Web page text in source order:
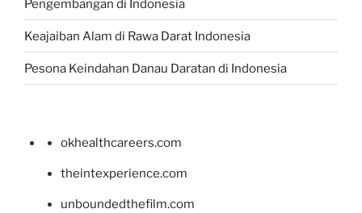
Pengembangan di Indonesia
Keajaiban Alam di Rawa Darat Indonesia
Pesona Keindahan Danau Daratan di Indonesia
okhealthcareers.com
theintexperience.com
unboundedthefilm.com